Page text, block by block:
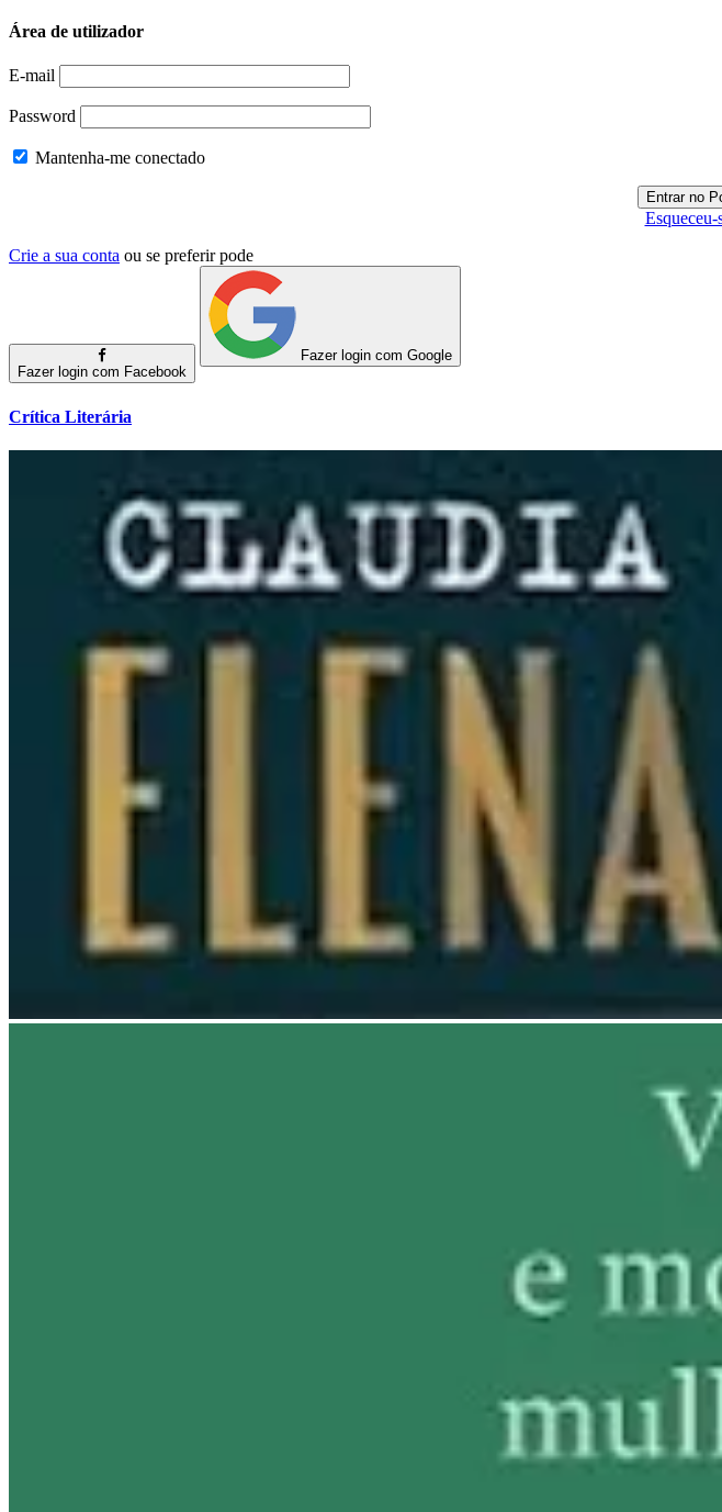
Área de utilizador
E-mail
Password
Mantenha-me conectado
Esqueceu-
Crie a sua conta ou se preferir pode
Fazer login com Facebook
Fazer login com Google
Crítica Literária